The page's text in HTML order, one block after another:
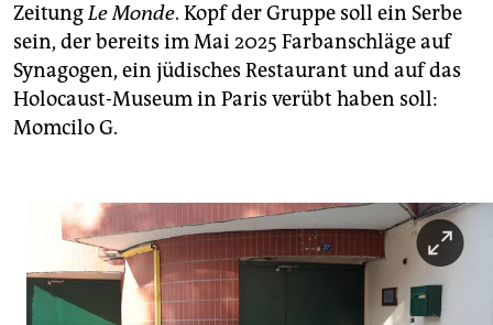
ZeitungLe Monde. Kopf der Gruppe soll ein Serbe
sein, der bereits im Mai 2025 Farbanschläge auf
Synagogen, ein jüdisches Restaurant und auf das
Holocaust-Museum in Paris verübt haben soll:
Momcilo G.